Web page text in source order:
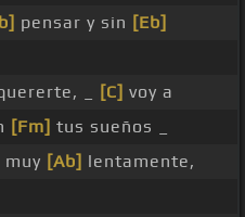
pensar y sin [Eb]
_ [C] voy a
[Fm] tus sueños _
[Ab] lentamente,